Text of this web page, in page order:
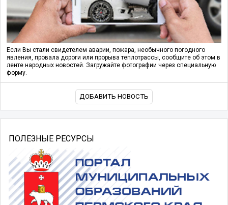
Если Вы стали свидетелем аварии, пожара, необычного погодного
явления, провала дороги или прорыва теплотрассы, сообщите об этом в
ленте народных новостей. Загружайте фотографии через специальную
форму.
ДОБАВИТЬ НОВОСТЬ
ПОЛЕЗНЫЕ РЕСУРСЫ